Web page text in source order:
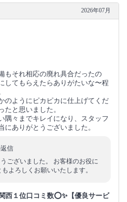
2026年07月
もそれ相応の廃れ具合だったの
してもらえたらありがたいな〜程
のようにピカピカに仕上げてくだ
たと思いました。
隅々までキレイになり、スタッフ
にありがとうございました。
信
ございました。 お客様のお役に
よろしくお願いいたします。
西１位口コミ数⭕✨【優良サービ